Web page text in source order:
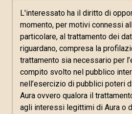
L'interessato ha il diritto di
momento, per motivi connessi
particolare, al trattamento dei
riguardano, compresa la
trattamento sia necessario per
compito svolto nel pubblico
nell’esercizio di pubblici poteri
Aura ovvero qualora il
agli interessi legittimi di Aura o